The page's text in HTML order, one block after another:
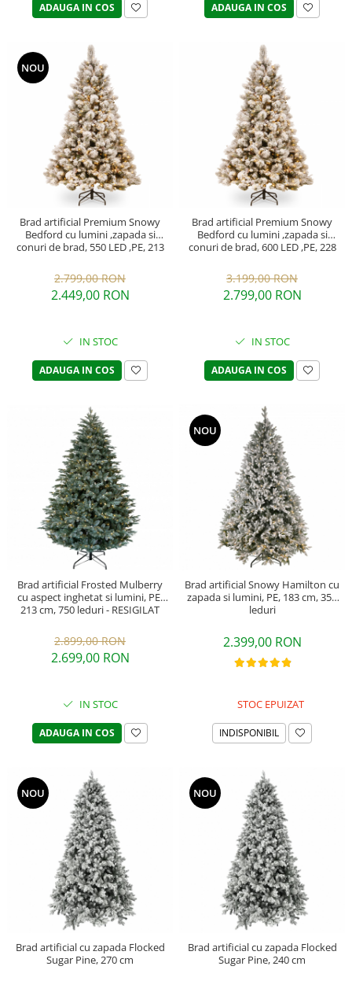
ADAUGA IN COS ADAUGA IN COS
NOU
Brad artificial Premium Snowy
Bedford cu lumini ,zapada si
conuri de brad, 550 LED ,PE, 213
2.799,00 RON
2.449,00 RON
IN STOC
ADAUGA IN COS
Brad artificial Premium Snowy
Bedford cu lumini ,zapada si
conuri de brad, 600 LED ,PE, 228
3.199,00 RON
2.799,00 RON
IN STOC
ADAUGA IN COS
Brad artificial Frosted Mulberry
cu aspect inghetat si lumini, PE,
213 cm, 750 leduri - RESIGILAT
2.899,00 RON
2.699,00 RON
IN STOC
ADAUGA IN COS
NOU
Brad artificial Snowy Hamilton cu
zapada si lumini, PE, 183 cm, 350
leduri
2.399,00 RON
STOC EPUIZAT
INDISPONIBIL
NOU
Brad artificial cu zapada Flocked
Sugar Pine, 270 cm
NOU
Brad artificial cu zapada Flocked
Sugar Pine, 240 cm